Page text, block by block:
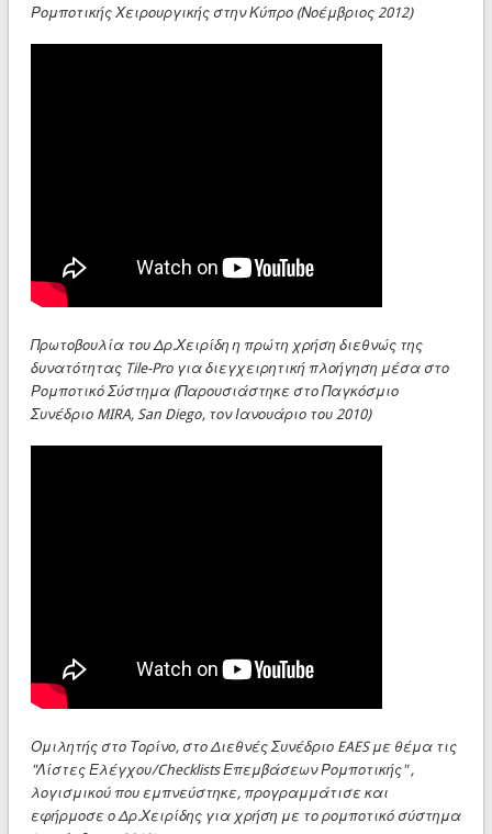
Ρομποτικής Χειρουργικής στην Κύπρο (Νοέμβριος 2012)
Πρωτοβουλία του Δρ.Χειρίδη η πρώτη χρήση διεθνώς της
δυνατότητας Tile-Pro για διεγχειρητική πλοήγηση μέσα στο
Ρομποτικό Σύστημα (Παρουσιάστηκε στο Παγκόσμιο
Συνέδριο MIRA, San Diego, τον Ιανουάριο του 2010)
Ομιλητής στο Τορίνο, στο Διεθνές Συνέδριο EAES με θέμα τις
"Λίστες Ελέγχου/Checklists Επεμβάσεων Ρομποτικής" ,
λογισμικού που εμπνεύστηκε, προγραμμάτισε και
εφήρμοσε ο Δρ.Χειρίδης για χρήση με το ρομποτικό σύστημα